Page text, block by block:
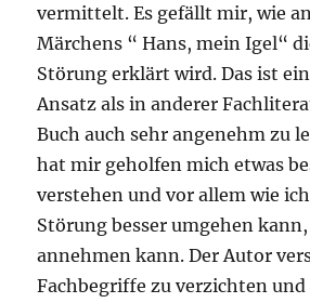
vermittelt. Es gefällt mir, wie
Märchens “ Hans, mein Igel“
Störung erklärt wird. Das ist
Ansatz als in anderer
Buch auch sehr angenehm zu
hat mir geholfen mich etwas
verstehen und vor allem wie
Störung besser umgehen kann,
annehmen kann. Der Autor
Fachbegriffe zu verzichten